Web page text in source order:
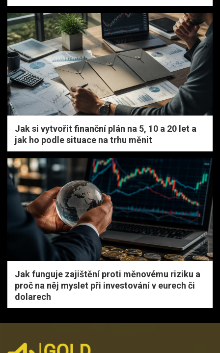
Jak si vytvořit finanční plán na 5, 10 a 20 let a
jak ho podle situace na trhu měnit
Jak funguje zajištění proti měnovému riziku a
proč na něj myslet při investování v eurech či
dolarech